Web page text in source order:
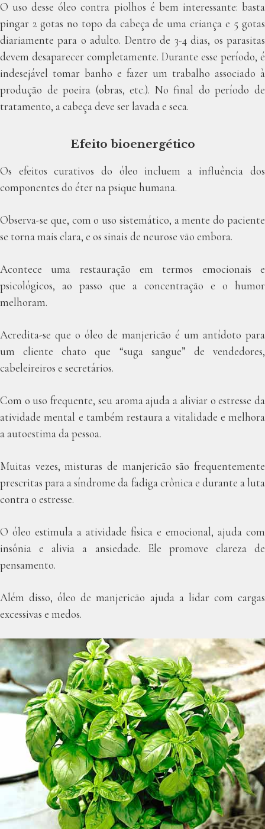
O uso desse óleo contra piolhos é bem interessante: basta
pingar 2 gotas no topo da cabeça de uma criança e 5 gotas
diariamente para o adulto. Dentro de 3-4 dias, os parasitas
devem desaparecer completamente. Durante esse período, é
indesejável tomar banho e fazer um trabalho associado à
produção de poeira (obras, etc.). No final do período de
tratamento, a cabeça deve ser lavada e seca.
Efeito bioenergético
Os efeitos curativos do óleo incluem a influência dos
componentes do éter na psique humana.
Observa-se que, com o uso sistemático, a mente do paciente
se torna mais clara, e os sinais de neurose vão embora.
Acontece uma restauração em termos emocionais e
psicológicos, ao passo que a concentração e o humor
melhoram.
Acredita-se que o óleo de manjericão é um antídoto para
um cliente chato que “suga sangue” de vendedores,
cabeleireiros e secretários.
Com o uso frequente, seu aroma ajuda a aliviar o estresse da
atividade mental e também restaura a vitalidade e melhora
a autoestima da pessoa.
Muitas vezes, misturas de manjericão são frequentemente
prescritas para a síndrome da fadiga crônica e durante a luta
contra o estresse.
O óleo estimula a atividade física e emocional, ajuda com
insônia e alivia a ansiedade. Ele promove clareza de
pensamento.
Além disso, óleo de manjericão ajuda a lidar com cargas
excessivas e medos.